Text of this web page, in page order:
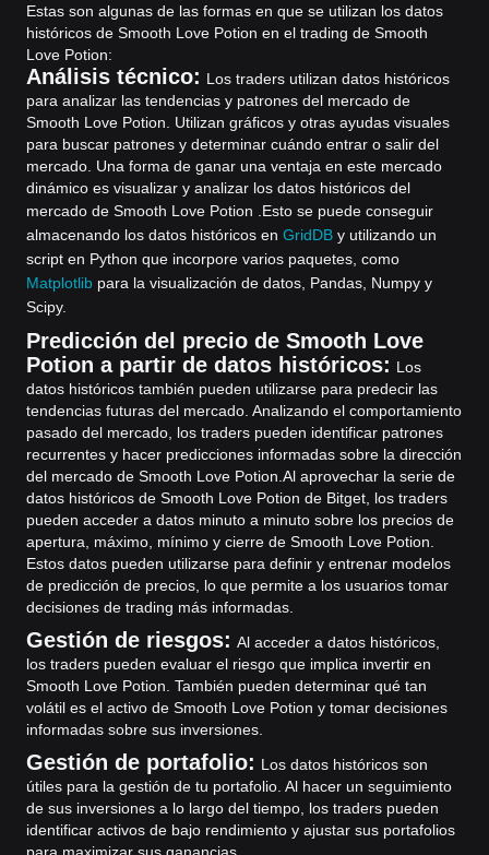
Estas son algunas de las formas en que se utilizan los datos
históricos de Smooth Love Potion en el trading de Smooth
Love Potion:
Análisis técnico: Los traders utilizan datos históricos
para analizar las tendencias y patrones del mercado de
Smooth Love Potion. Utilizan gráficos y otras ayudas visuales
para buscar patrones y determinar cuándo entrar o salir del
mercado. Una forma de ganar una ventaja en este mercado
dinámico es visualizar y analizar los datos históricos del
mercado de Smooth Love Potion . Esto se puede conseguir
almacenando los datos históricos en GridDB y utilizando un
script en Python que incorpore varios paquetes, como
Matplotlib para la visualización de datos, Pandas, Numpy y
Scipy.
Predicción del precio de Smooth Love
Potion a partir de datos históricos: Los
datos históricos también pueden utilizarse para predecir las
tendencias futuras del mercado. Analizando el comportamiento
pasado del mercado, los traders pueden identificar patrones
recurrentes y hacer predicciones informadas sobre la dirección
del mercado de Smooth Love Potion. Al aprovechar la serie de
datos históricos de Smooth Love Potion de Bitget, los traders
pueden acceder a datos minuto a minuto sobre los precios de
apertura, máximo, mínimo y cierre de Smooth Love Potion.
Estos datos pueden utilizarse para definir y entrenar modelos
de predicción de precios, lo que permite a los usuarios tomar
decisiones de trading más informadas.
Gestión de riesgos: Al acceder a datos históricos,
los traders pueden evaluar el riesgo que implica invertir en
Smooth Love Potion. También pueden determinar qué tan
volátil es el activo de Smooth Love Potion y tomar decisiones
informadas sobre sus inversiones.
Gestión de portafolio: Los datos históricos son
útiles para la gestión de tu portafolio. Al hacer un seguimiento
de sus inversiones a lo largo del tiempo, los traders pueden
identificar activos de bajo rendimiento y ajustar sus portafolios